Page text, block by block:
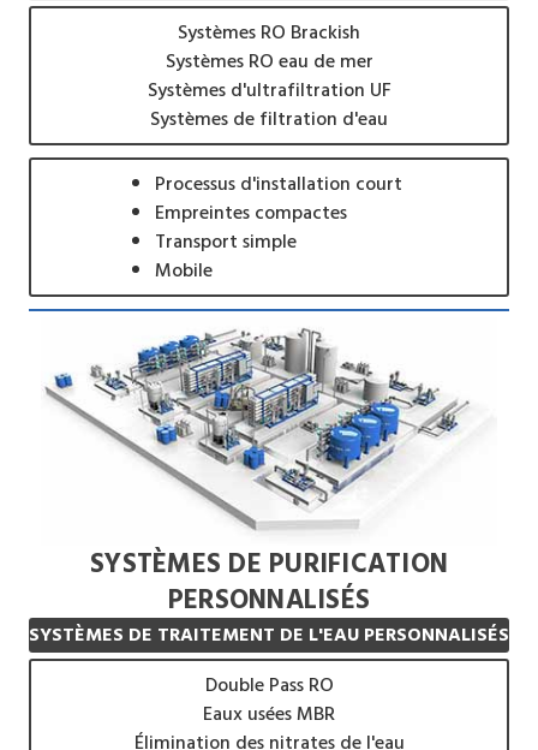
Systèmes RO Brackish
Systèmes RO eau de mer
Systèmes d'ultrafiltration UF
Systèmes de filtration d'eau
Processus d'installation court
Empreintes compactes
Transport simple
Mobile
SYSTÈMES DE PURIFICATION
PERSONNALISÉS
SYSTÈMES DE TRAITEMENT DE L'EAU PERSONNALISÉS
Double Pass RO
Eaux usées MBR
Élimination des nitrates de l'eau